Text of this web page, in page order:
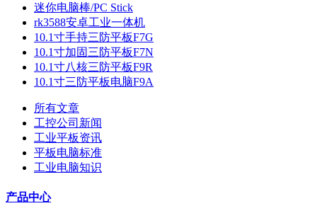
迷你电脑棒/PC Stick
rk3588安卓工业一体机
10.1寸手持三防平板F7G
10.1寸加固三防平板F7N
10.1寸八核三防平板F9R
10.1寸三防平板电脑F9A
所有文章
工控公司新闻
工业平板资讯
平板电脑标准
工业电脑知识
产品中心